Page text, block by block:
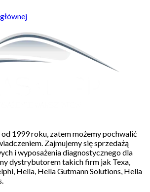
od 1999 roku, zatem możemy pochwalić
Zajmujemy się sprzedażą
i wyposażenia diagnostycznego dla
dystrybutorem takich firm jak Texa,
Hella, Hella Gutmann Solutions, Hella